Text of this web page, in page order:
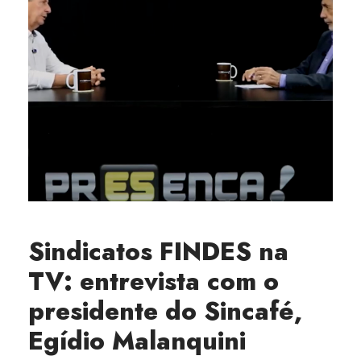
Sindicatos FINDES na
TV: entrevista com o
presidente do Sincafé,
Egídio Malanquini